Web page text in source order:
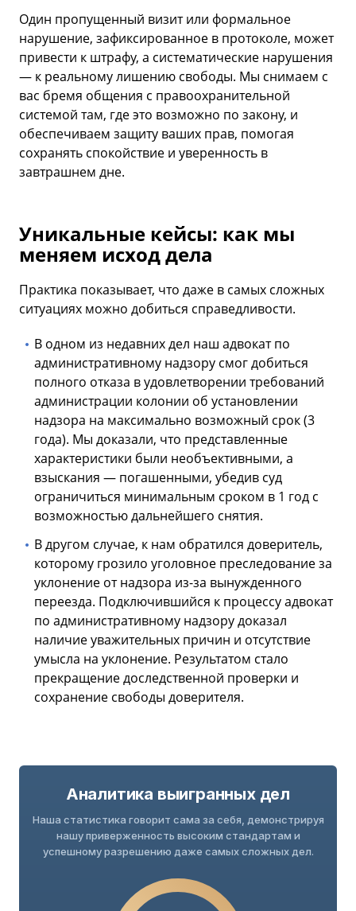
Один пропущенный визит или формальное
нарушение, зафиксированное в протоколе, может
привести к штрафу, а систематические нарушения
— к реальному лишению свободы. Мы снимаем с
вас бремя общения с правоохранительной
системой там, где это возможно по закону, и
обеспечиваем защиту ваших прав, помогая
сохранять спокойствие и уверенность в
завтрашнем дне.
Уникальные кейсы: как мы
меняем исход дела
Практика показывает, что даже в самых сложных
ситуациях можно добиться справедливости.
В одном из недавних дел наш адвокат по
административному надзору смог добиться
полного отказа в удовлетворении требований
администрации колонии об установлении
надзора на максимально возможный срок (3
года). Мы доказали, что представленные
характеристики были необъективными, а
взыскания — погашенными, убедив суд
ограничиться минимальным сроком в 1 год с
возможностью дальнейшего снятия.
В другом случае, к нам обратился доверитель,
которому грозило уголовное преследование за
уклонение от надзора из-за вынужденного
переезда. Подключившийся к процессу адвокат
по административному надзору доказал
наличие уважительных причин и отсутствие
умысла на уклонение. Результатом стало
прекращение доследственной проверки и
сохранение свободы доверителя.
Аналитика выигранных дел
Наша статистика говорит сама за себя, демонстрируя
нашу приверженность высоким стандартам и
успешному разрешению даже самых сложных дел.